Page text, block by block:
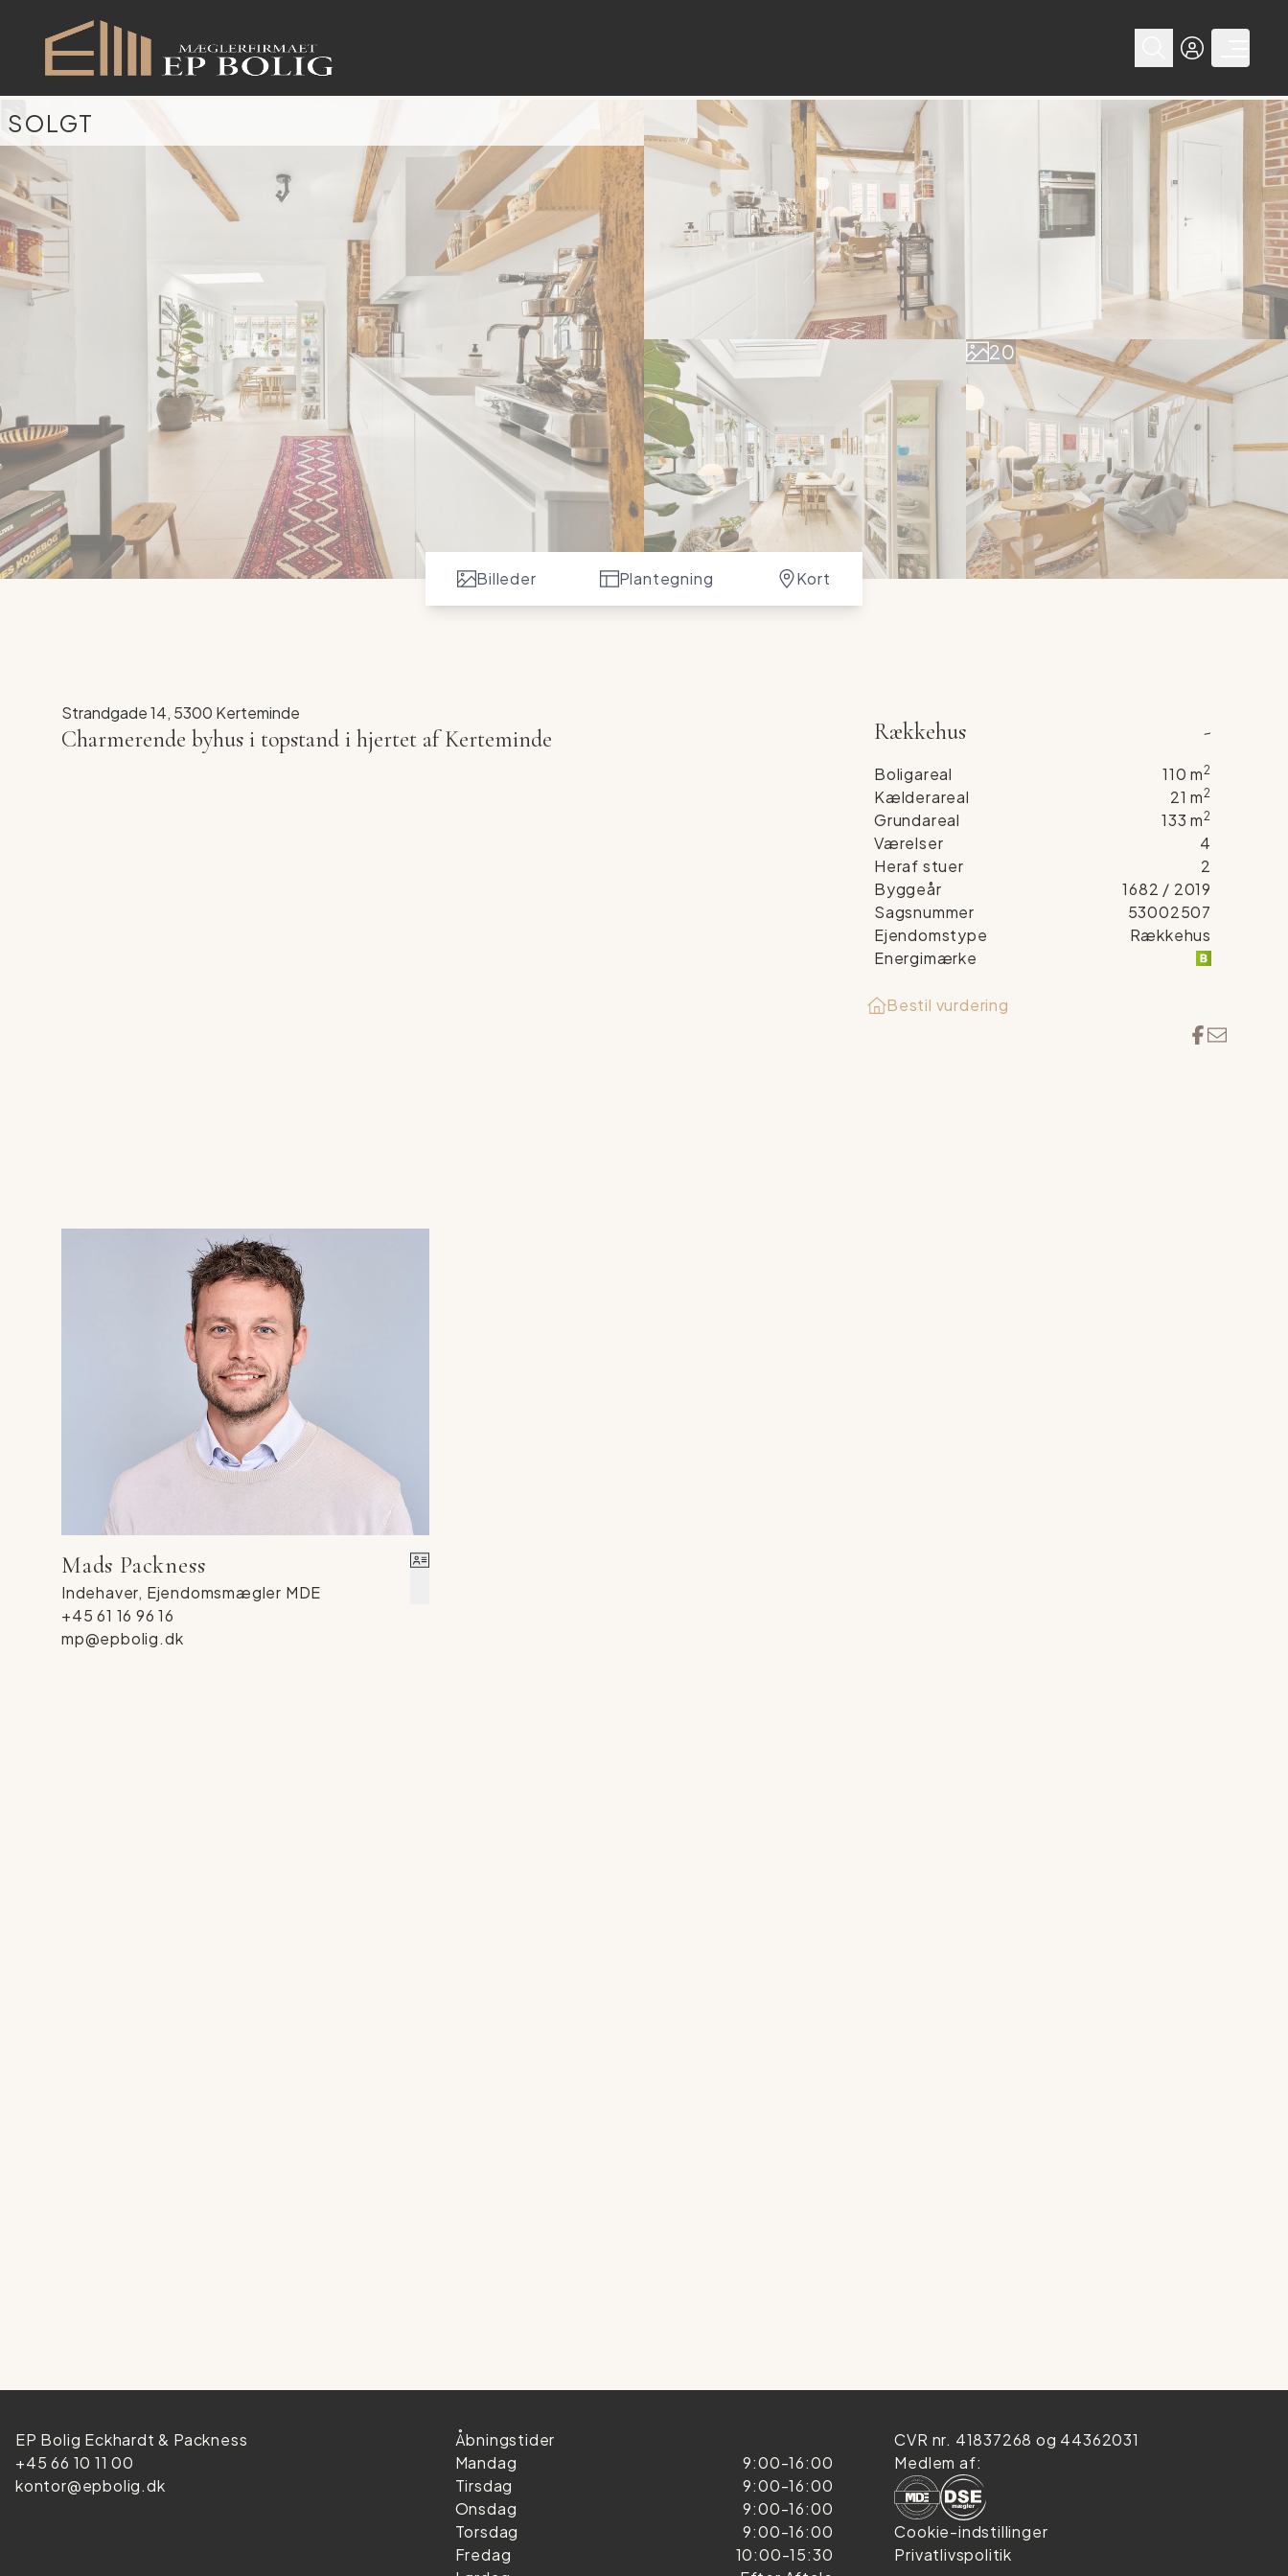
SOLGT
2
5
6
7
8
9
0
1
3
4
5
6
7
8
9
Billeder Plantegning Kort
Strandgade 14, 5300 Kerteminde
Charmerende byhus i topstand i hjertet af Kerteminde
Trappen til 1. salen fremtoner husets historie med et loft der går til kip og det blotlagte gamle
bindingsværk, som toner frem, hvilket er super charmerende.
I gårdhaven er der et mindre skur til cykler mm. og der er rig mulighed for parkering på Strandvejen, eller
for at leje en parkeringsplads tæt på.
Med sin centrale beliggenhed, charmerende atmosfære og moderne indretning er Strandgade 14 en
bolig til dig der ønsker noget ekstraordinært lækkert. Book din fremvisning nu!
Rækkehus -
Boligareal 110 m2
Kælderareal 21 m2
Grundareal 133 m2
Værelser
4
Heraf stuer
2
Byggeår
1682 / 2019
Sagsnummer
53002507
Ejendomstype
Rækkehus
Energimærke
Bestil vurdering
Mads Packness
Indehaver, Ejendomsmægler MDE
+45 61 16 96 16
mp@epbolig.dk
EP Bolig Eckhardt & Packness
+45 66 10 11 00
kontor@epbolig.dk
Åbningstider
Mandag
9:00-16:00
Tirsdag
9:00-16:00
Onsdag
9:00-16:00
Torsdag
9:00-16:00
Fredag
10:00-15:30
CVR nr. 41837268 og 44362031
Medlem af:
Cookie-indstillinger
Privatlivspolitik